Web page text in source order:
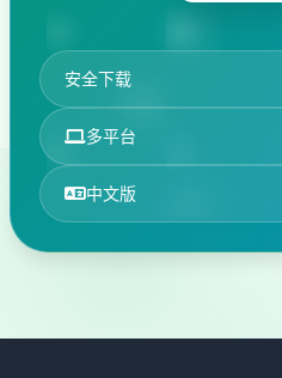
安全下载
多平台
中文版